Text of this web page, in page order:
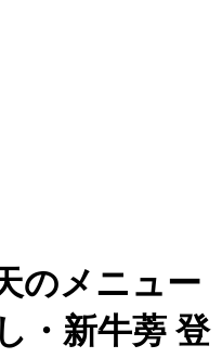
のメニュー
・新牛蒡 登